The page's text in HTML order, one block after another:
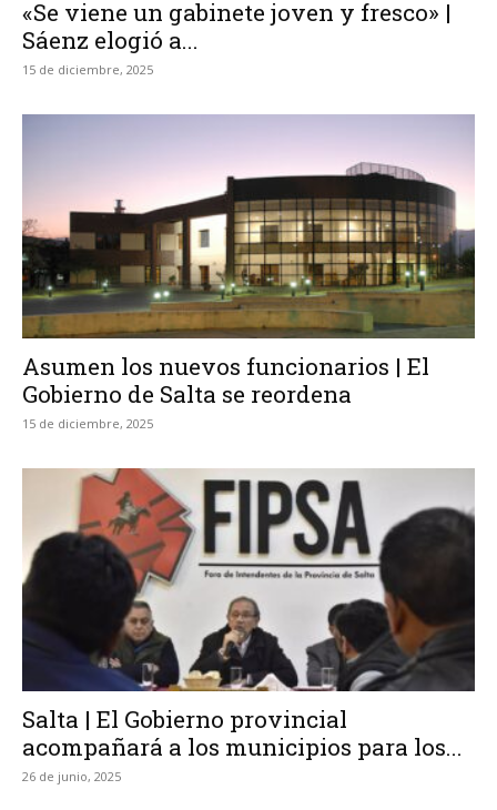
«Se viene un gabinete joven y fresco» |
Sáenz elogió a...
15 de diciembre, 2025
Asumen los nuevos funcionarios | El
Gobierno de Salta se reordena
15 de diciembre, 2025
Salta | El Gobierno provincial
acompañará a los municipios para los...
26 de junio, 2025